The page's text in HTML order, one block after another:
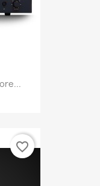
favorite_border